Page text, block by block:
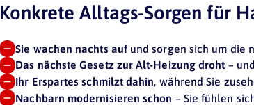
Konkrete Alltags-Sorgen für
Sie wachen nachts aufund sorgen sich um die
Das nächste Gesetz zur Alt-Heizung droht –
Ihr Erspartes schmilzt dahin, während Sie
Nachbarn modernisieren schon – Sie fühlen